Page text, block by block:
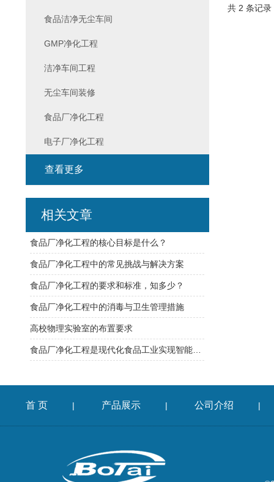
共 2 条记
食品洁净无尘车间
GMP净化工程
洁净车间工程
无尘车间装修
食品厂净化工程
电子厂净化工程
查看更多
相关文章
食品厂净化工程的核心目标是什么？
食品厂净化工程中的常见挑战与解决方案
食品厂净化工程的要求和标准，知多少？
食品厂净化工程中的消毒与卫生管理措施
高校物理实验室的布置要求
首 页 | 产品展示 | 公司介绍 |